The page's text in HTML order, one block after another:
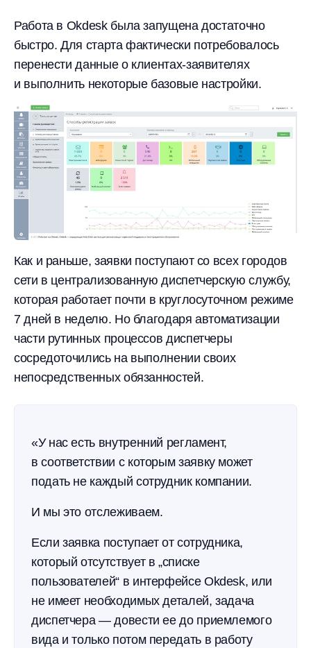
Работа в Okdesk была запущена достаточно
быстро. Для старта фактически потребовалось
перенести данные о клиентах-заявителях
и выполнить некоторые базовые настройки.
Как и раньше, заявки поступают со всех городов
сети в централизованную диспетчерскую службу,
которая работает почти в круглосуточном режиме
7 дней в неделю. Но благодаря автоматизации
части рутинных процессов диспетчеры
сосредоточились на выполнении своих
непосредственных обязанностей.
«У нас есть внутренний регламент,
в соответствии с которым заявку может
подать не каждый сотрудник компании.
И мы это отслеживаем.
Если заявка поступает от сотрудника,
который отсутствует в „списке
пользователей“ в интерфейсе Okdesk, или
не имеет необходимых деталей, задача
диспетчера — довести ее до приемлемого
вида и только потом передать в работу